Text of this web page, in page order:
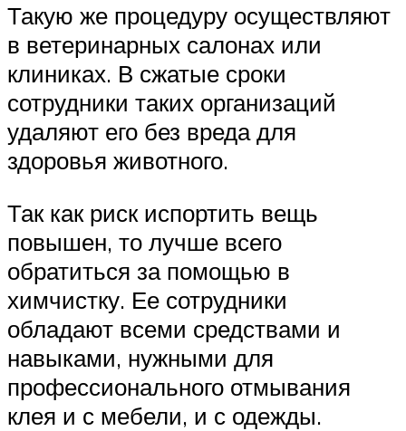
Такую же процедуру осуществляют
в ветеринарных салонах или
клиниках. В сжатые сроки
сотрудники таких организаций
удаляют его без вреда для
здоровья животного.
Так как риск испортить вещь
повышен, то лучше всего
обратиться за помощью в
химчистку. Ее сотрудники
обладают всеми средствами и
навыками, нужными для
профессионального отмывания
клея и с мебели, и с одежды.